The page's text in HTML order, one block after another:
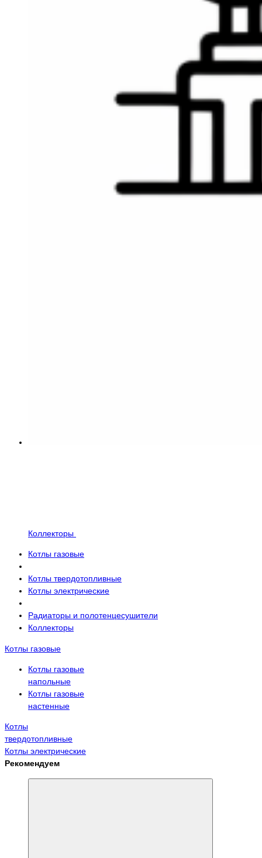
Коллекторы
Котлы газовые
Котлы твердотопливные
Котлы электрические
Радиаторы и полотенцесушители
Коллекторы
Котлы газовые
Котлы газовые
напольные
Котлы газовые
настенные
Котлы
твердотопливные
Котлы электрические
Рекомендуем